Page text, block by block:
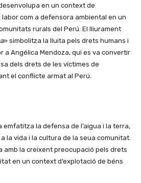
en un context de
com a defensora ambiental en un
rurals del Perú. El lliurament
» simbolitza la lluita pels drets humans i
a Angélica Mendoza, qui es va convertir
dels drets de les víctimes de
el conflicte armat al Perú.
emfatitza la defensa de l’aigua i la terra,
la vida i la cultura de la seua comunitat.
amb la creixent preocupació pels drets
en un context d’explotació de béns